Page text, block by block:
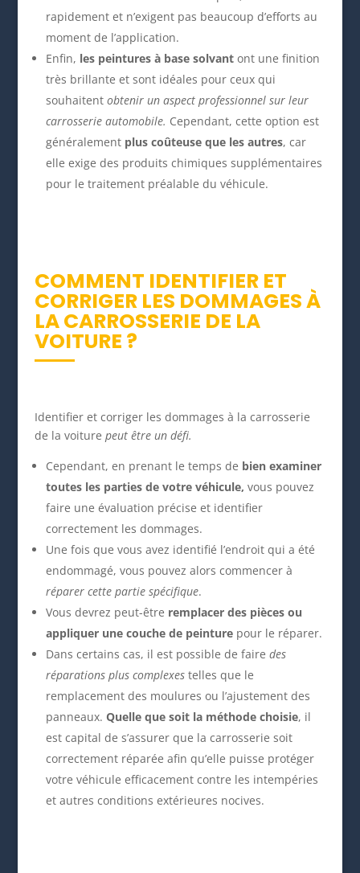
rapidement et n’exigent pas beaucoup d’efforts au
moment de l’application.
Enfin, les peintures à base solvant ont une finition
très brillante et sont idéales pour ceux qui
souhaitentobtenir un aspect professionnel sur leur
carrosserie automobile. Cependant, cette option est
généralement plus coûteuse que les autres, car
elle exige des produits chimiques supplémentaires
pour le traitement préalable du véhicule.
COMMENT IDENTIFIER ET
CORRIGER LES DOMMAGES À
LA CARROSSERIE DE LA
VOITURE ?
Identifier et corriger les dommages à la carrosserie
de la voiture peut être un défi.
Cependant, en prenant le temps de bien examiner
toutes les parties de votre véhicule, vous pouvez
faire une évaluation précise et identifier
correctement les dommages.
Une fois que vous avez identifié l’endroit qui a été
endommagé, vous pouvez alors commencer à
réparer cette partie spécifique.
Vous devrez peut-être remplacer des pièces ou
appliquer une couche de peinturepour le réparer.
Dans certains cas, il est possible de faire des
réparations plus complexestelles que le
remplacement des moulures ou l’ajustement des
panneaux. Quelle que soit la méthode choisie, il
est capital de s’assurer que la carrosserie soit
correctement réparée afin qu’elle puisse protéger
votre véhicule efficacement contre les intempéries
et autres conditions extérieures nocives.